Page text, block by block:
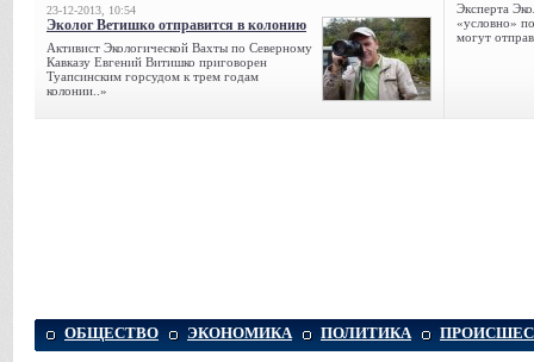
23-12-2013, 10:54
Эколог Ветишко отправится в колонию
Активист Экологической Вахты по Северному
Кавказу Евгений Витишко приговорен
Туапсинским горсудом к трем годам
колонии..»
Эксперта
«условно»
могут
ОБЩЕСТВО ЭКОНОМИКА ПОЛИТИКА